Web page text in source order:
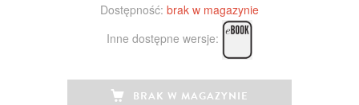
Dostępność: brak w magazynie
Inne dostępne wersje:
BRAK W MAGAZYNIE